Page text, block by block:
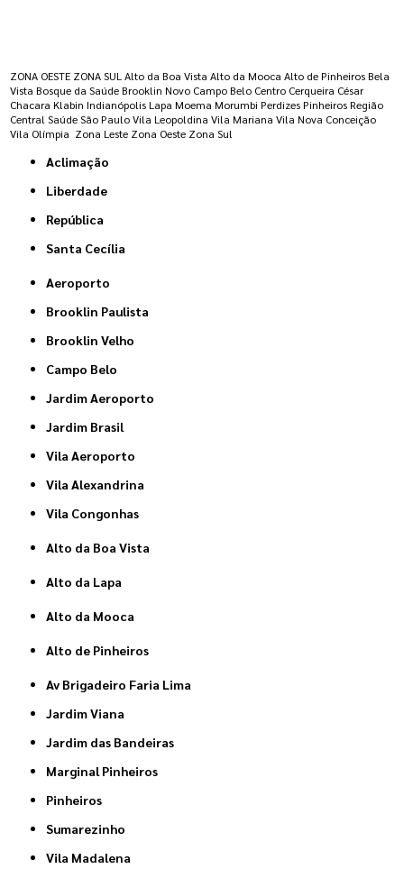
ZONA OESTE ZONA SUL Alto da Boa Vista Alto da Mooca Alto de Pinheiros Bela
Vista Bosque da Saúde Brooklin Novo Campo Belo Centro Cerqueira César
Chacara Klabin Indianópolis Lapa Moema Morumbi Perdizes Pinheiros Região
Central Saúde São Paulo Vila Leopoldina Vila Mariana Vila Nova Conceição
Vila Olímpia Zona Leste Zona Oeste Zona Sul
Aclimação
Liberdade
República
Santa Cecília
Aeroporto
Brooklin Paulista
Brooklin Velho
Campo Belo
Jardim Aeroporto
Jardim Brasil
Vila Aeroporto
Vila Alexandrina
Vila Congonhas
Alto da Boa Vista
Alto da Lapa
Alto da Mooca
Alto de Pinheiros
Av Brigadeiro Faria Lima
Jardim Viana
Jardim das Bandeiras
Marginal Pinheiros
Pinheiros
Sumarezinho
Vila Madalena